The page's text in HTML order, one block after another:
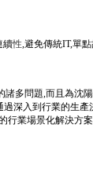
續性 ,避免傳統IT,單
多問題,而且為沈
深入到行業的生產
行業場景化解決方